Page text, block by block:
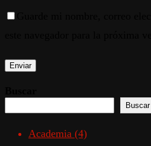
Buscar
Academia (4)